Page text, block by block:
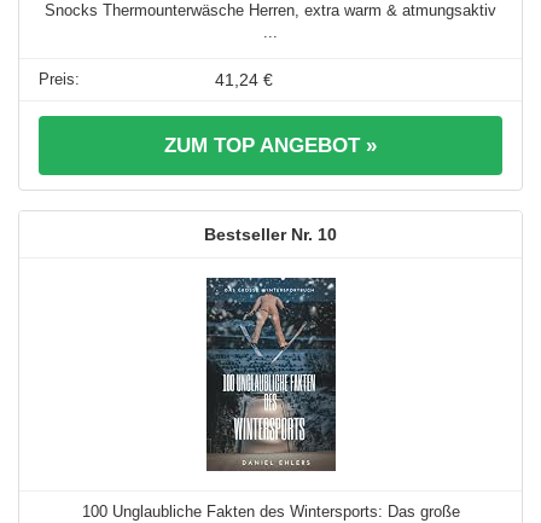
Snocks Thermounterwäsche Herren, extra warm & atmungsaktiv
...
41,24 €
ZUM TOP ANGEBOT »
10
100 Unglaubliche Fakten des Wintersports: Das große